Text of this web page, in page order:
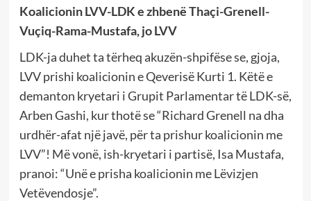
Koalicionin LVV-LDK e zhbenë Thaçi-Grenell-
Vuçiq-Rama-Mustafa, jo LVV
LDK-ja duhet ta tërheq akuzën-shpifëse se, gjoja,
LVV prishi koalicionin e Qeverisë Kurti 1. Këtë e
demanton kryetari i Grupit Parlamentar të LDK-së,
Arben Gashi, kur thotë se “Richard Grenell na dha
urdhër-afat një javë, për ta prishur koalicionin me
LVV”! Më vonë, ish-kryetari i partisë, Isa Mustafa,
pranoi: “Unë e prisha koalicionin me Lëvizjen
Vetëvendosje”.